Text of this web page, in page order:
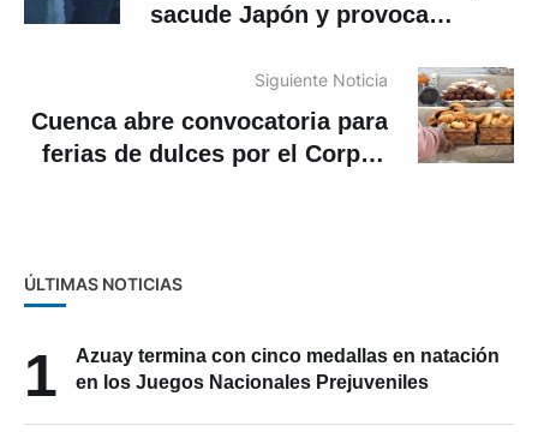
sacude Japón y provoca
Siguiente Noticia
Cuenca abre convocatoria para
ferias de dulces por el Corpus
ÚLTIMAS NOTICIAS
1
Azuay termina con cinco medallas en natación
en los Juegos Nacionales Prejuveniles